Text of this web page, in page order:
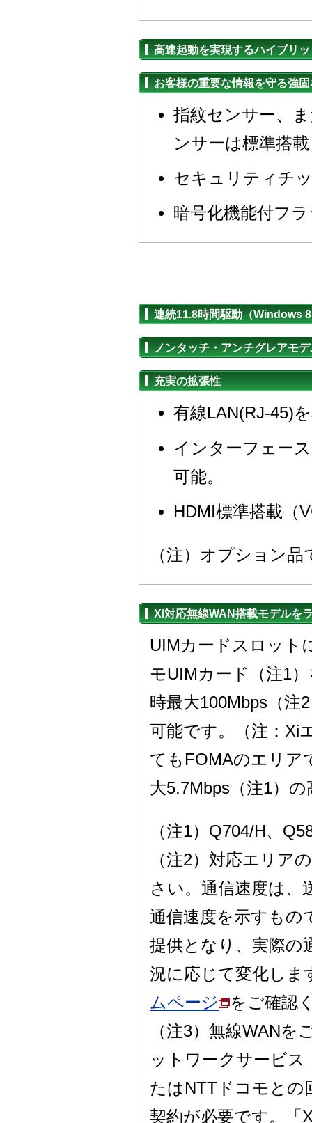
高速起動を実現するハイブリ
お客様の重要な情報を守る強
指紋センサー、
ンサーは標準搭
セキュリティチ
暗号化機能付フ
連続11.8時間駆動（Windows
ノンタッチ・アンチグレアモ
充実の拡張性
有線LAN(RJ-45)
インターフェー
可能。
HDMI標準搭載（
（注）オプション品
Xi対応無線WAN搭載モデルを
UIMカードスロット
モUIMカード（注1
時最大100Mbps（注
可能です。（注：Xi
てもFOMAのエリア
大5.7Mbps（注1）
（注1）Q704/H、
（注2）対応エリア
さい。通信速度は、
通信速度を示すもの
提供となり、実際の
況に応じて変化しま
ムページ
をご確認
（注3）無線WAN
ットワークサービ
たはNTTドコモとの
契約が必要です。「